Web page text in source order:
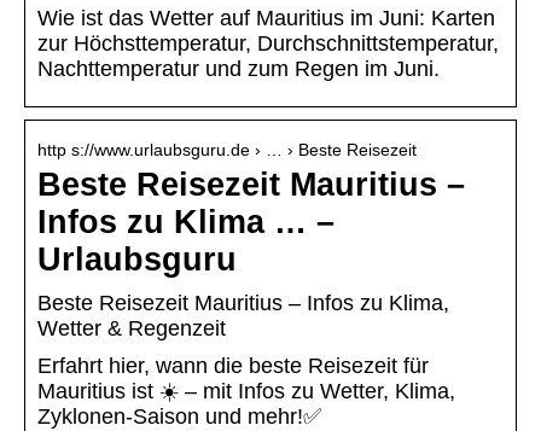
Wie ist das Wetter auf Mauritius im Juni: Karten
zur Höchsttemperatur, Durchschnittstemperatur,
Nachttemperatur und zum Regen im Juni.
http s://www.urlaubsguru.de › … › Beste Reisezeit
Beste Reisezeit Mauritius –
Infos zu Klima … –
Urlaubsguru
Beste Reisezeit Mauritius – Infos zu Klima,
Wetter & Regenzeit
Erfahrt hier, wann die beste Reisezeit für
Mauritius ist ☀️ – mit Infos zu Wetter, Klima,
Zyklonen-Saison und mehr!✅